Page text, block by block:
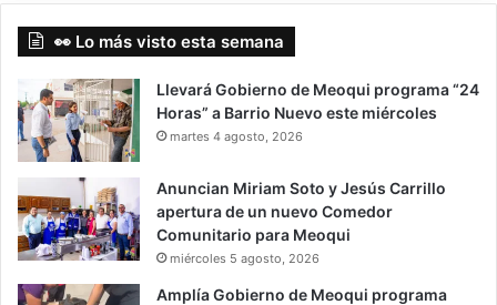
👀 Lo más visto esta semana
Llevará Gobierno de Meoqui programa “24
Horas” a Barrio Nuevo este miércoles
martes 4 agosto, 2026
Anuncian Miriam Soto y Jesús Carrillo
apertura de un nuevo Comedor
Comunitario para Meoqui
miércoles 5 agosto, 2026
Amplía Gobierno de Meoqui programa